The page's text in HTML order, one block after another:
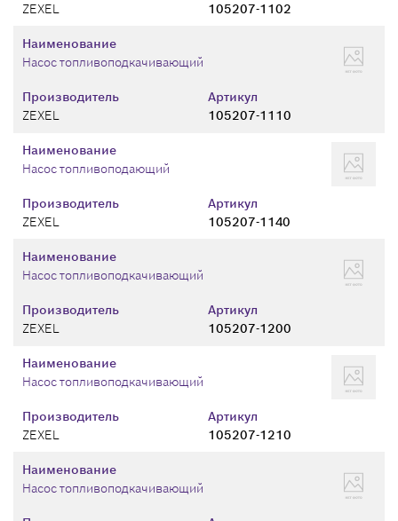
ZEXEL
105207-1102
Производитель
ZEXEL
Артикул
105207-1110
Наименование
Насос топливоподкачивающий
Производитель
ZEXEL
Артикул
105207-1140
Наименование
Насос топливоподающий
Производитель
ZEXEL
Артикул
105207-1200
Наименование
Насос топливоподкачивающий
Производитель
ZEXEL
Артикул
105207-1210
Наименование
Насос топливоподкачивающий
Наименование
Насос топливоподкачивающий